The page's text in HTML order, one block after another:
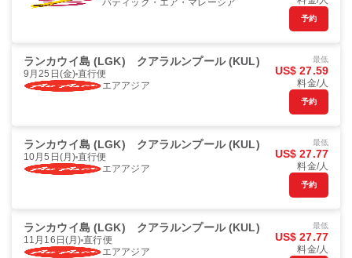
バティック・エア・マレーシア
予約
ランカウイ島 (LGK) クアラルンプール (KUL)
9月25日(金) 直行便
エアアジア
最低
US$ 27.59
料金/人
予約
ランカウイ島 (LGK) クアラルンプール (KUL)
10月5日(月) 直行便
エアアジア
最低
US$ 27.77
料金/人
予約
ランカウイ島 (LGK) クアラルンプール (KUL)
11月16日(月) 直行便
エアアジア
最低
US$ 27.77
料金/人